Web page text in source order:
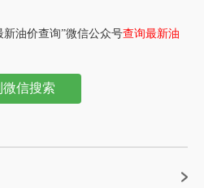
新油价查询”微信公众号查询最新油
信搜索